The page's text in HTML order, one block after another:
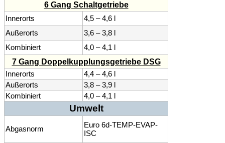
6 Gang Schaltgetriebe
Innerorts
4,5 – 4,6 l
Außerorts
3,6 – 3,8 l
Kombiniert
4,0 – 4,1 l
7 Gang Doppelkupplungsgetriebe DSG
Innerorts
4,4 – 4,6 l
Außerorts
3,8 – 3,9 l
Kombiniert
4,0 – 4,1 l
Umwelt
Abgasnorm
Euro 6d-TEMP-EVAP-
ISC